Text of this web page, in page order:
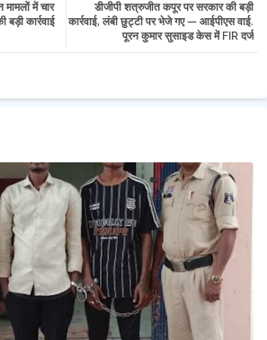
tter atsaडीजीपी शत्रुजीत कपूर पर सरकार की बड़ी
कार्रवाई, लंबी छुट्टी पर भेजे गए — आईपीएस वाई.
पूरन कुमार सुसाइड केस में FIR दर्ज
मामलों में चार
बड़ी कार्रवाई